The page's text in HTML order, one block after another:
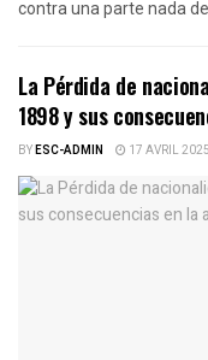
contra una parte nada
La Pérdida de
1898 y sus
BYESC-ADMIN 17 AVRIL 2025